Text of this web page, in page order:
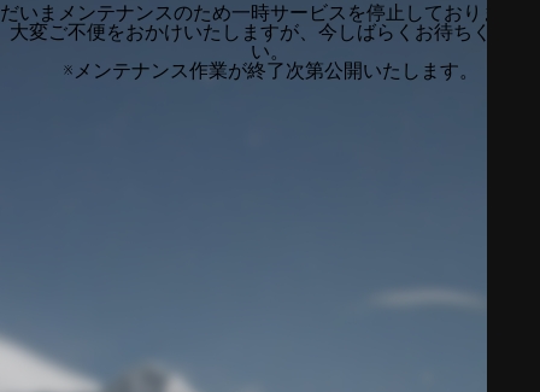
だいまメンテナンスのため一時サービスを停止しております。
大変ご不便をおかけいたしますが、今しばらくお待ちくださ
い。
※メンテナンス作業が終了次第公開いたします。